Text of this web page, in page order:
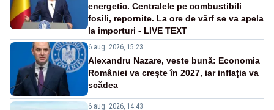
energetic. Centralele pe combustibili
fosili, repornite. La ore de vârf se va apela
la importuri - LIVE TEXT
6 aug. 2026, 15:23
Alexandru Nazare, veste bună: Economia
României va crește în 2027, iar inflația va
scădea
6 aug. 2026, 14:43